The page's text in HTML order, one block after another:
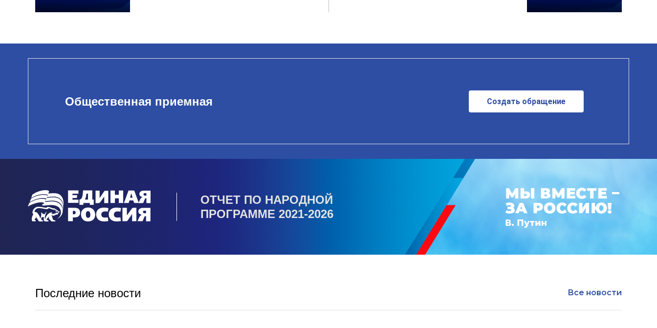
Общественная приемная Создать обращение
ОТЧЕТ ПО НАРОДНОЙ
ПРОГРАММЕ 2021-2026
Последние новости Все новости